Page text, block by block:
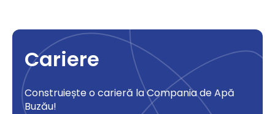
Cariere
Construiește o carieră la Compania de Apă
Buzău!